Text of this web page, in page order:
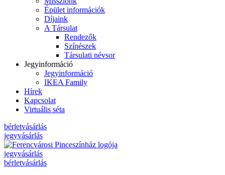
Épület információk
Díjaink
A Társulat
Rendezők
Színészek
Társulati névsor
Jegyinformáció
Jegyinformáció
IKEA Family
Hírek
Kapcsolat
Virtuális séta
bérletvásárlás
jegyvásárlás
jegyvásárlás
bérletvásárlás